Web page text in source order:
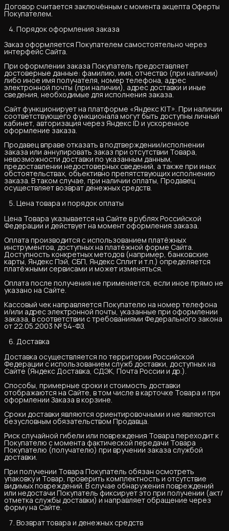
Договор считается заключённым с момента акцепта Оферты
Покупателем.
Порядок оформления заказа
Заказ оформляется Покупателем самостоятельно через
интерфейс Сайта.
При оформлении заказа Покупатель предоставляет
достоверные данные: фамилию, имя, отчество (при наличии)
либо иное имя получателя, номер телефона, адрес
электронной почты (при наличии), адрес доставки и иные
сведения, необходимые для исполнения заказа.
Сайт функционирует на платформе «Яндекс KIT». При наличии
соответствующего функционала могут быть доступны личный
кабинет, авторизация через Яндекс ID и ускоренное
оформление заказа.
Продавец вправе отказать в подтверждении/исполнении
заказа или аннулировать заказ при отсутствии Товара,
невозможности доставки по указанным данным,
предоставлении недостоверных сведений, а также при иных
обстоятельствах, объективно препятствующих исполнению
заказа. В таком случае, при наличии оплаты, Продавец
осуществляет возврат денежных средств.
Цена товара и порядок оплаты
Цена Товара указывается на Сайте в рублях Российской
Федерации и действует на момент оформления заказа.
Оплата производится с использованием платёжных
инструментов, доступных на платёжной форме Сайта.
Доступность конкретных методов (например, банковские
карты, Яндекс Пэй, СБП, Яндекс Сплит и т.п.) определяется
платёжными сервисами и может изменяться.
Оплата после получения не применяется, если иное прямо не
указано на Сайте.
Кассовый чек направляется Покупателю на номер телефона
и/или адрес электронной почты, указанные при оформлении
заказа, в соответствии с требованиями Федерального закона
от 22.05.2003 № 54-ФЗ.
Доставка
Доставка осуществляется по территории Российской
Федерации с использованием служб доставки, доступных на
Сайте (Яндекс Доставка, СДЭК, Почта России и др.).
Способы, примерные сроки и стоимость доставки
отображаются на Сайте, в том числе в карточке Товара и при
оформлении Заказа в корзине.
Сроки доставки являются ориентировочными и не являются
безусловным обязательством Продавца.
Риск случайной гибели или повреждения Товара переходит к
Покупателю с момента фактической передачи Товара
Покупателю (получателю) при вручении заказа службой
доставки.
При получении Товара Покупатель обязан осмотреть
упаковку и Товар, проверить комплектность и отсутствие
видимых повреждений. В случае обнаружения повреждений
или недостачи Покупатель фиксирует это при получении (акт/
отметка службы доставки) и направляет обращение через
форму на Сайте.
Возврат товара и денежных средств